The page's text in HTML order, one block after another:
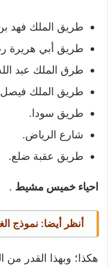
طريق الملك فهد
طريق أبي هريرة
طرق الملك عبد
طريق الملك فيصل
طريق سودا.
شارع الرياض.
طريق عقبة ضلع.
احياء خميس مشيط .
أنظر أيضا: نموذج
هكذا؛ وبهذا القدر من